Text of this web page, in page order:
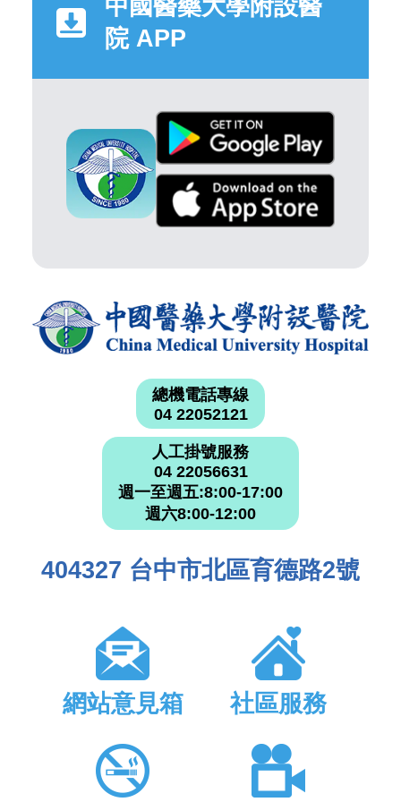
中國醫藥大學附設醫
院 APP
總機電話專線
04 22052121
人工掛號服務
04 22056631
週一至週五:8:00-17:00
週六8:00-12:00
404327 台中市北區育德路2號
網站意見箱 社區服務